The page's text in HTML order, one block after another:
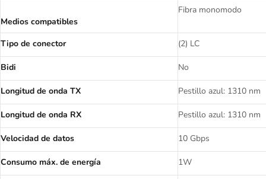
Medios compatibles
Fibra monomodo
Tipo de conector (2) LC
Bidi No
Longitud de onda TX Pestillo azul: 1310 nm
Longitud de onda RX Pestillo azul: 1310 nm
Velocidad de datos 10 Gbps
Consumo máx. de energía 1W